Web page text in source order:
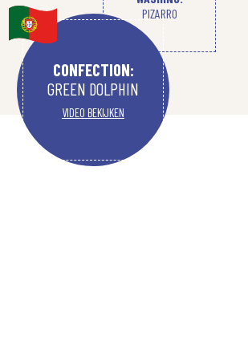
CONFECTION:
GREEN DOLPHIN
VIDEO BEKIJKEN
PIZARRO